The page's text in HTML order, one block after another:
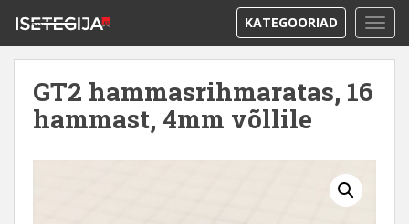
KATEGOORIAD
GT2 hammasrihmaratas, 16
hammast, 4mm võllile